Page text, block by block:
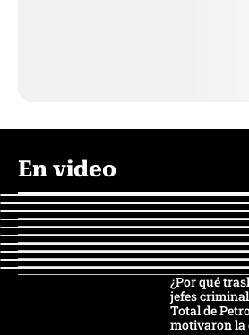
En video
¿Por qué
jefes
Total de
motivaron la